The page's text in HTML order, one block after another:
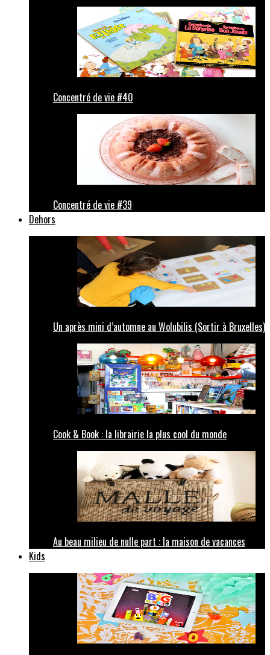
Concentré de vie #40
Concentré de vie #39
Dehors
Un après mini d’automne au Wolubilis (Sortir à Bruxelles)
Cook & Book : la librairie la plus cool du monde
Au beau milieu de nulle part : la maison de vacances
Kids